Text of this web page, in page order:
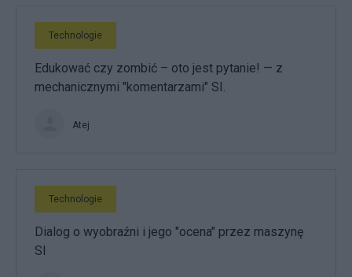
Technologie
Edukować czy zombić – oto jest pytanie! — z
mechanicznymi "komentarzami" SI.
Atej
Technologie
Dialog o wyobraźni i jego "ocena" przez maszynę
SI